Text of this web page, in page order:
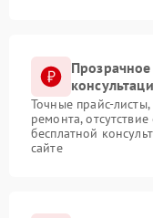
Точные прайс-
ремонта,
бесплатной
сайте